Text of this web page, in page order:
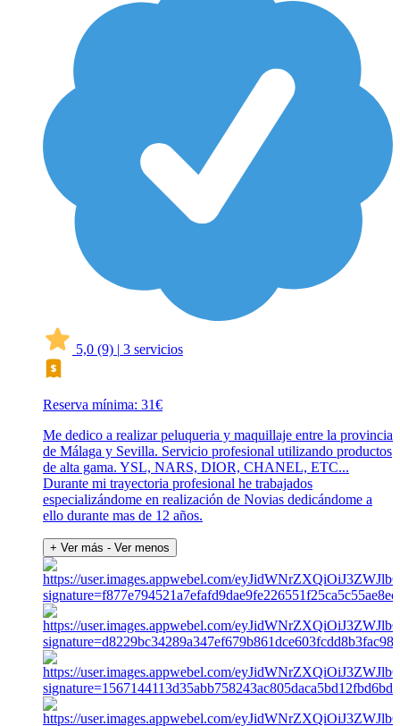
5,0 (9) | 3 servicios
Reserva mínima: 31€
Me dedico a realizar peluqueria y maquillaje entre la provincia
de Málaga y Sevilla. Servicio profesional utilizando productos
de alta gama. YSL, NARS, DIOR, CHANEL, ETC...
Durante mi trayectoria profesional he trabajados
especializándome en realización de Novias dedicándome a
ello durante mas de 12 años.
+ Ver más - Ver menos